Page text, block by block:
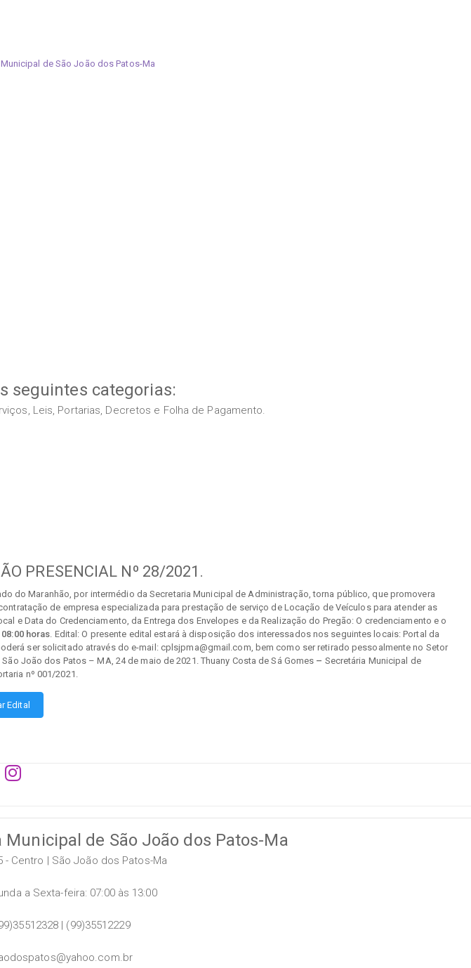
seguintes categorias:
Leis, Portarias, Decretos e Folha de Pagamento.
PRESENCIAL Nº 28/2021.
do Maranhão, por intermédio da Secretaria Municipal de Administração, torna público, que promovera
de empresa especializada para prestação de serviço de Locação de Veículos para atender as
e Data do Credenciamento, da Entrega dos Envelopes e da Realização do Pregão: O credenciamento e o
08:00 horas. Edital: O presente edital estará à disposição dos interessados nos seguintes locais: Portal da
ser solicitado através do e-mail: cplsjpma@gmail.com, bem como ser retirado pessoalmente no Setor
João dos Patos – MA, 24 de maio de 2021. Thuany Costa de Sá Gomes – Secretária Municipal de
nº 001/2021.
Edital
de São João dos Patos-Ma
- Centro | São João dos Patos-Ma
a Sexta-feira: 07:00 às 13:00
| (99)35512229